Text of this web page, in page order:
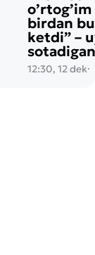
birdan
ketdi” –
12:30, 12 dek·